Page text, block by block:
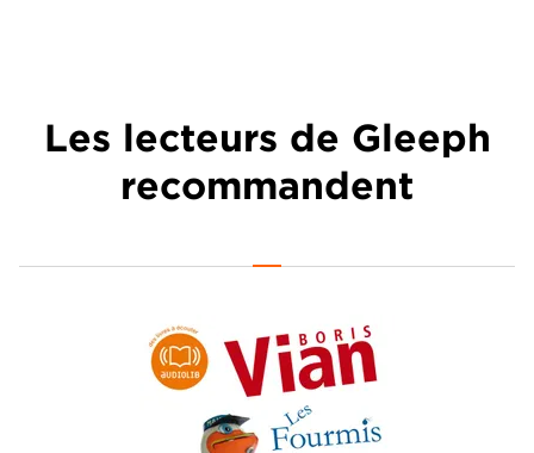
Les lecteurs de Gleeph
recommandent